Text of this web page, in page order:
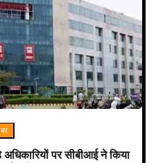
पर सीबीआई ने किया